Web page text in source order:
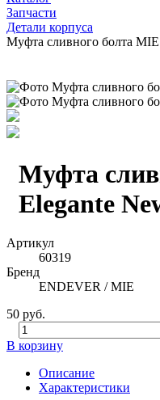
Запчасти
Детали корпуса
Муфта сливного болта
Муфта
Elegante
Артикул
60319
Бренд
ENDEVER / MIE
50 руб.
В корзину
Описание
Характеристики